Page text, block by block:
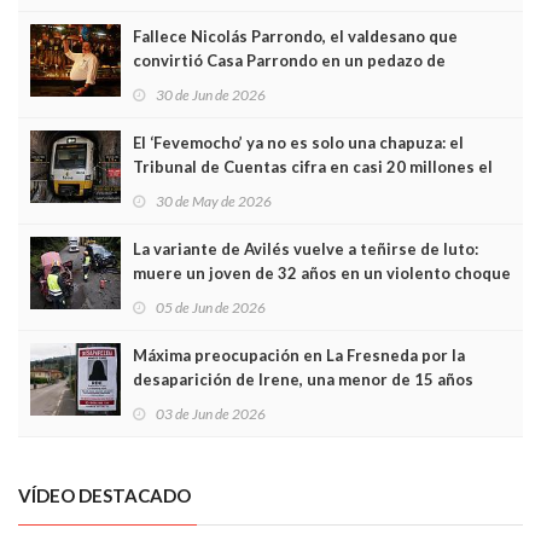
Fallece Nicolás Parrondo, el valdesano que
convirtió Casa Parrondo en un pedazo de
Asturias en Madrid
30 de Jun de 2026
El ‘Fevemocho’ ya no es solo una chapuza: el
Tribunal de Cuentas cifra en casi 20 millones el
sobrecoste de los trenes que no cabían por los
30 de May de 2026
La variante de Avilés vuelve a teñirse de luto:
muere un joven de 32 años en un violento choque
frontal
05 de Jun de 2026
Máxima preocupación en La Fresneda por la
desaparición de Irene, una menor de 15 años
03 de Jun de 2026
VÍDEO DESTACADO